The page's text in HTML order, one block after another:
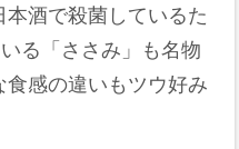
酒で殺菌しているた
る「ささみ」も名物
感の違いもツウ好み